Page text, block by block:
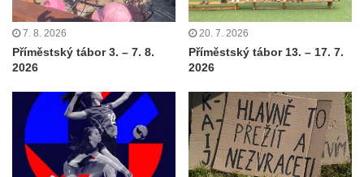
7. 8. 2026
Příměstský tábor 3. – 7. 8.
2026
20. 7. 2026
Příměstský tábor 13. – 17. 7.
2026